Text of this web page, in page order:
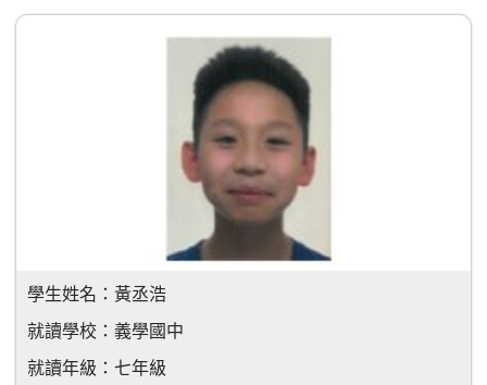
學生姓名： 黃丞浩
就讀學校： 義學國中
就讀年級： 七年級